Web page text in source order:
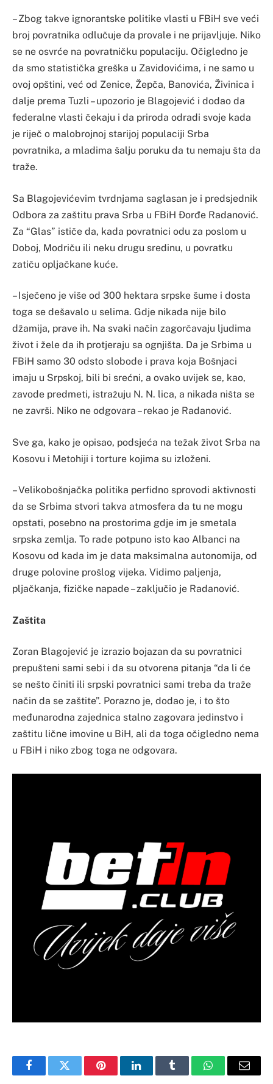
– Zbog takve ignorantske politike vlasti u FBiH sve veći
broj povratnika odlučuje da provale i ne prijavljuje. Niko
se ne osvrće na povratničku populaciju. Očigledno je
da smo statistička greška u Zavidovićima, i ne samo u
ovoj opštini, već od Zenice, Žepča, Banovića, Živinica i
dalje prema Tuzli – upozorio je Blagojević i dodao da
federalne vlasti čekaju i da priroda odradi svoje kada
je riječ o malobrojnoj starijoj populaciji Srba
povratnika, a mladima šalju poruku da tu nemaju šta da
traže.
Sa Blagojevićevim tvrdnjama saglasan je i predsjednik
Odbora za zaštitu prava Srba u FBiH Đorđe Radanović.
Za “Glas” ističe da, kada povratnici odu za poslom u
Doboj, Modriču ili neku drugu sredinu, u povratku
zatiču opljačkane kuće.
– Isječeno je više od 300 hektara srpske šume i dosta
toga se dešavalo u selima. Gdje nikada nije bilo
džamija, prave ih. Na svaki način zagorčavaju ljudima
život i žele da ih protjeraju sa ognjišta. Da je Srbima u
FBiH samo 30 odsto slobode i prava koja Bošnjaci
imaju u Srpskoj, bili bi srećni, a ovako uvijek se, kao,
zavode predmeti, istražuju N. N. lica, a nikada ništa se
ne završi. Niko ne odgovara – rekao je Radanović.
Sve ga, kako je opisao, podsjeća na težak život Srba na
Kosovu i Metohiji i torture kojima su izloženi.
– Velikobošnjačka politika perfidno sprovodi aktivnosti
da se Srbima stvori takva atmosfera da tu ne mogu
opstati, posebno na prostorima gdje im je smetala
srpska zemlja. To rade potpuno isto kao Albanci na
Kosovu od kada im je data maksimalna autonomija, od
druge polovine prošlog vijeka. Vidimo paljenja,
pljačkanja, fizičke napade – zaključio je Radanović.
Zaštita
Zoran Blagojević je izrazio bojazan da su povratnici
prepušteni sami sebi i da su otvorena pitanja “da li će
se nešto činiti ili srpski povratnici sami treba da traže
način da se zaštite”. Porazno je, dodao je, i to što
međunarodna zajednica stalno zagovara jedinstvo i
zaštitu lične imovine u BiH, ali da toga očigledno nema
u FBiH i niko zbog toga ne odgovara.
FacebookTwitter PinterestLinkedInTumblr WhatsAppEmail